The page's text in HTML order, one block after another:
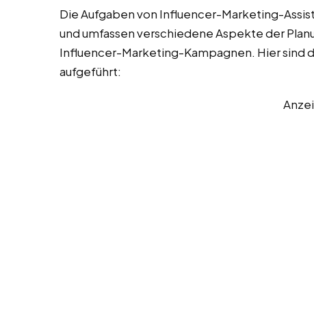
Die Aufgaben von Influencer-Marketing-
und umfassen verschiedene Aspekte der
Influencer-Marketing-Kampagnen. Hier sind
aufgeführt: